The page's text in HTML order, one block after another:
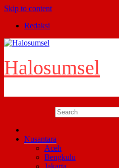
Skip to content
Redaksi
Halosumsel
Nusantara
Aceh
Bengkulu
Jakarta